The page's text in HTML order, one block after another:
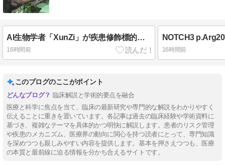
AI生物学者「XunZi」が疾患修飾標的を明らかにする
16時間前 16時間前
このブログのここがポイント
臨床解説と学術的要点を融合
医療と科学に焦点を当て、臨床の最新研究や専門的な解説をわかりやすく
伝えることに重きを置いています。各記事は過去の臨床経験や学術資料に
基づき、複雑なテーマを具体的かつ明快に解説します。患者のリスク管理
や疾患のメカニズム、医療界の動向に関心を持つ読者にとって、専門知識
を深めつつも親しみやすい内容を提供します。基本を押さえつつも、医療
の本質と最前線に迫る情報を分かち合えるサイトです。